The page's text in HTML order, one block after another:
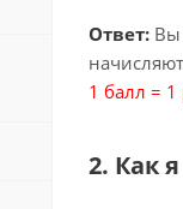
Ответ: Вы
1 балл = 1
2. Как